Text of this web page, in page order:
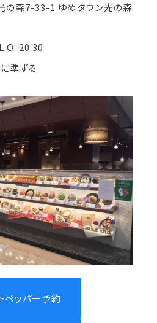
の森7-33-1 ゆめタウン光の森
L.O. 20:30
準ずる
ペッパー予約